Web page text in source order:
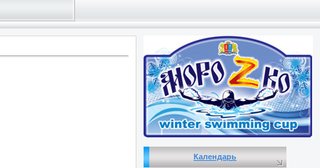
Календарь